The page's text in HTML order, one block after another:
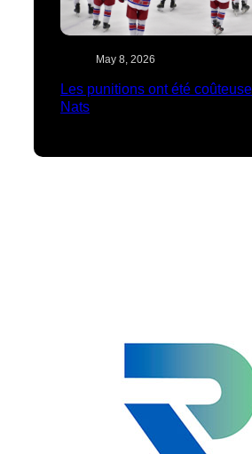
May 8, 2026
Les punitions ont été
Nats